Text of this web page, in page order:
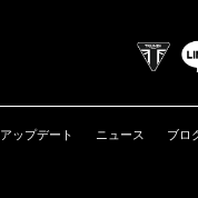
アップデート ニュース ブロ